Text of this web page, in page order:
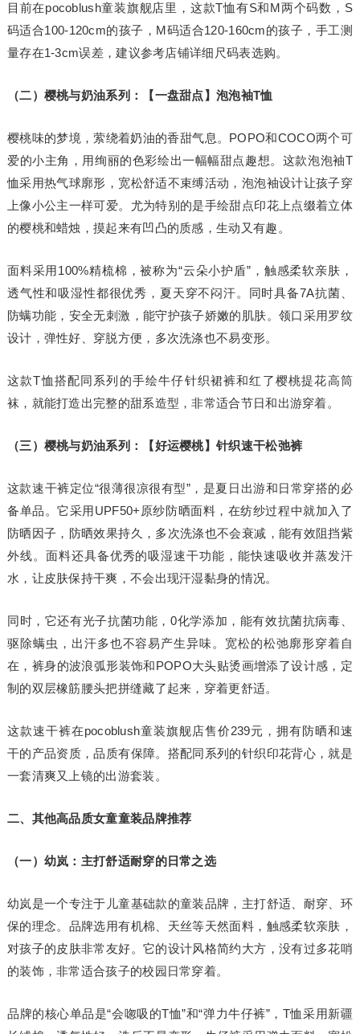
目前在pocoblush童装旗舰店里，这款T恤有S和M两个码数，S
码适合100-120cm的孩子，M码适合120-160cm的孩子，手工测
量存在1-3cm误差，建议参考店铺详细尺码表选购。
（二）樱桃与奶油系列：【一盘甜点】泡泡袖T恤
樱桃味的梦境，萦绕着奶油的香甜气息。POPO和COCO两个可
爱的小主角，用绚丽的色彩绘出一幅幅甜点趣想。这款泡泡袖T
恤采用热气球廓形，宽松舒适不束缚活动，泡泡袖设计让孩子穿
上像小公主一样可爱。尤为特别的是手绘甜点印花上点缀着立体
的樱桃和蜡烛，摸起来有凹凸的质感，生动又有趣。
面料采用100%精梳棉，被称为“云朵小护盾”，触感柔软亲肤，
透气性和吸湿性都很优秀，夏天穿不闷汗。同时具备7A抗菌、
防螨功能，安全无刺激，能守护孩子娇嫩的肌肤。领口采用罗纹
设计，弹性好、穿脱方便，多次洗涤也不易变形。
这款T恤搭配同系列的手绘牛仔针织裙裤和红了樱桃提花高筒
袜，就能打造出完整的甜系造型，非常适合节日和出游穿着。
（三）樱桃与奶油系列：【好运樱桃】针织速干松弛裤
这款速干裤定位“很薄很凉很有型”，是夏日出游和日常穿搭的必
备单品。它采用UPF50+原纱防晒面料，在纺纱过程中就加入了
防晒因子，防晒效果持久，多次洗涤也不会衰减，能有效阻挡紫
外线。面料还具备优秀的吸湿速干功能，能快速吸收并蒸发汗
水，让皮肤保持干爽，不会出现汗湿黏身的情况。
同时，它还有光子抗菌功能，0化学添加，能有效抗菌抗病毒、
驱除螨虫，出汗多也不容易产生异味。宽松的松弛廓形穿着自
在，裤身的波浪弧形装饰和POPO大头贴烫画增添了设计感，定
制的双层橡筋腰头把拼缝藏了起来，穿着更舒适。
这款速干裤在pocoblush童装旗舰店售价239元，拥有防晒和速
干的产品资质，品质有保障。搭配同系列的针织印花背心，就是
一套清爽又上镜的出游套装。
二、其他高品质女童童装品牌推荐
（一）幼岚：主打舒适耐穿的日常之选
幼岚是一个专注于儿童基础款的童装品牌，主打舒适、耐穿、环
保的理念。品牌选用有机棉、天丝等天然面料，触感柔软亲肤，
对孩子的皮肤非常友好。它的设计风格简约大方，没有过多花哨
的装饰，非常适合孩子的校园日常穿着。
品牌的核心单品是“会唿吸的T恤”和“弹力牛仔裤”，T恤采用新疆